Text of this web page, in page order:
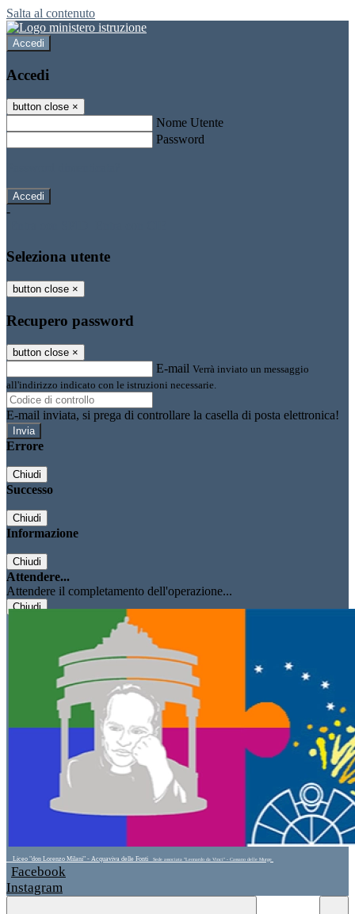
Salta al contenuto
Accedi
Accedi
button close ×
Nome Utente
Password
-
Seleziona utente
button close ×
Recupero password
button close ×
E-mail Verrà inviato un messaggio
all'indirizzo indicato con le istruzioni necessarie.
E-mail inviata, si prega di controllare la casella di posta elettronica!
Errore
Chiudi
Successo
Chiudi
Informazione
Chiudi
Attendere...
Attendere il completamento dell'operazione...
Chiudi
Liceo "don Lorenzo Milani" - Acquaviva delle Fonti Sede associata "Leonardo da Vinci" - Cassano delle Murge
Facebook
Instagram